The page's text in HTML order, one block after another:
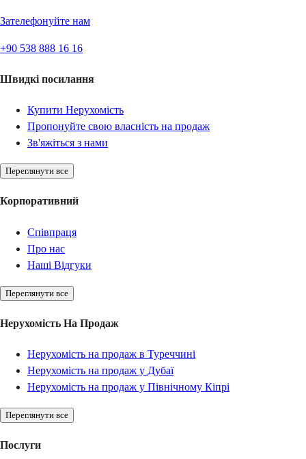
Зателефонуйте нам
+90 538 888 16 16
Швидкі посилання
Купити Нерухомість
Пропонуйте свою власність на продаж
Зв'яжіться з нами
Переглянути все
Корпоративний
Співпраця
Про нас
Наші Відгуки
Переглянути все
Нерухомість На Продаж
Нерухомість на продаж в Туреччині
Нерухомість на продаж у Дубаї
Нерухомість на продаж у Північному Кіпрі
Переглянути все
Послуги